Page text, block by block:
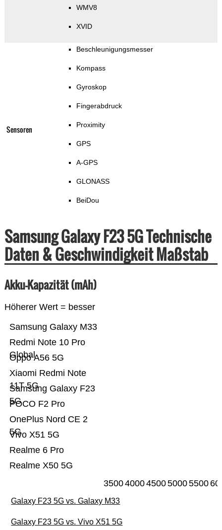
WMV8
XVID
Sensoren
Beschleunigungsmesser
Kompass
Gyroskop
Fingerabdruck
Proximity
GPS
A-GPS
GLONASS
BeiDou
Samsung Galaxy F23 5G Technische
Daten & Geschwindigkeit Maßstab
Akku-Kapazität (mAh)
Höherer Wert = besser
Realme X50 5G
Realme 6 Pro
Vivo X51 5G
OnePlus Nord CE 2
5G
POCO F2 Pro
Samsung Galaxy F23
5G
Xiaomi Redmi Note
11T 5G
Oppo A56 5G
Redmi Note 10 Pro
Global
Samsung Galaxy M33
35004000450050005500
Galaxy F23 5G vs. Galaxy M33
Galaxy F23 5G vs. Vivo X51 5G